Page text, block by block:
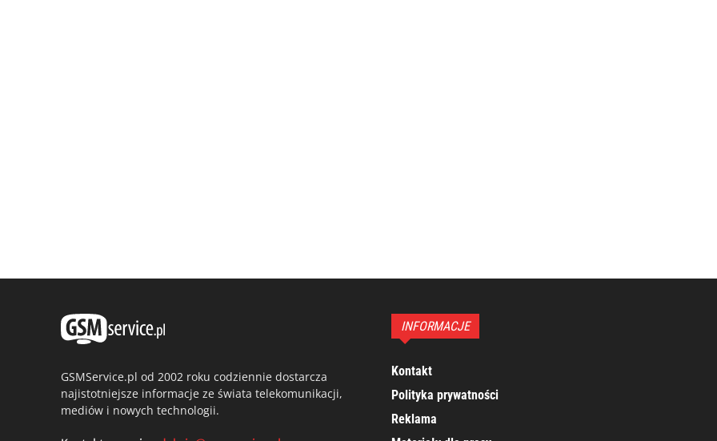
GSMService.pl od 2002 roku codziennie dostarcza
najistotniejsze informacje ze świata telekomunikacji,
mediów i nowych technologii.
INFORMACJE
Kontakt
Polityka prywatności
Reklama